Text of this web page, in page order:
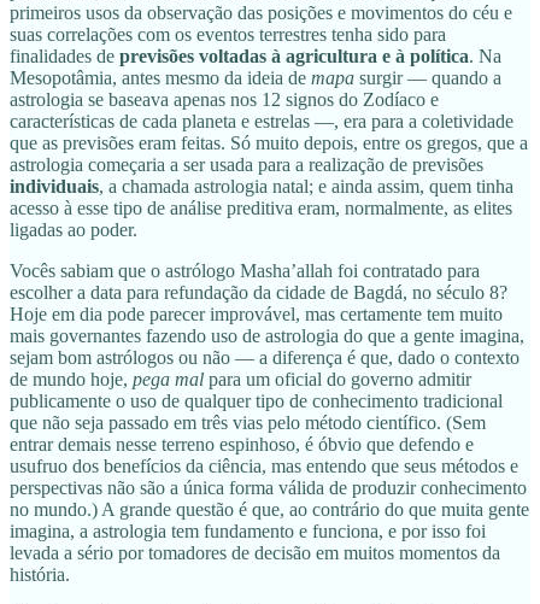
primeiros usos da observação das posições e movimentos do céu e
suas correlações com os eventos terrestres tenha sido para
finalidades de previsões voltadas à agricultura e à política. Na
Mesopotâmia, antes mesmo da ideia de mapa surgir — quando a
astrologia se baseava apenas nos 12 signos do Zodíaco e
características de cada planeta e estrelas —, era para a coletividade
que as previsões eram feitas. Só muito depois, entre os gregos, que a
astrologia começaria a ser usada para a realização de previsões
individuais, a chamada astrologia natal; e ainda assim, quem tinha
acesso à esse tipo de análise preditiva eram, normalmente, as elites
ligadas ao poder.
Vocês sabiam que o astrólogo Masha’allah foi contratado para
escolher a data para refundação da cidade de Bagdá, no século 8?
Hoje em dia pode parecer improvável, mas certamente tem muito
mais governantes fazendo uso de astrologia do que a gente imagina,
sejam bom astrólogos ou não — a diferença é que, dado o contexto
de mundo hoje, pega mal para um oficial do governo admitir
publicamente o uso de qualquer tipo de conhecimento tradicional
que não seja passado em três vias pelo método científico. (Sem
entrar demais nesse terreno espinhoso, é óbvio que defendo e
usufruo dos benefícios da ciência, mas entendo que seus métodos e
perspectivas não são a única forma válida de produzir conhecimento
no mundo.) A grande questão é que, ao contrário do que muita gente
imagina, a astrologia tem fundamento e funciona, e por isso foi
levada a sério por tomadores de decisão em muitos momentos da
história.